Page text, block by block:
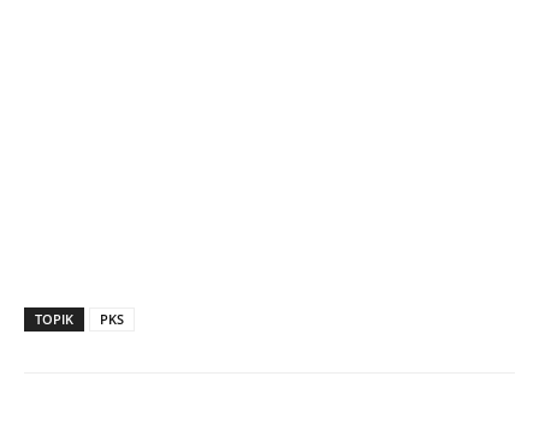
TOPIK PKS